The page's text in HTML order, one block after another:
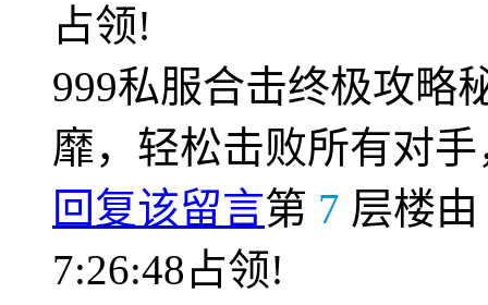
占领!
999私服合击终极攻略
靡，轻松击败所有对
回复该留言第 7 层楼由
7:26:48占领!